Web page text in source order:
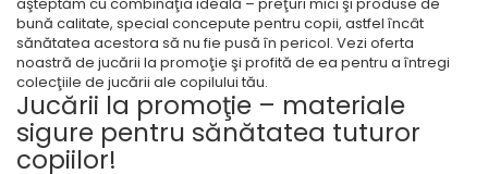
bună calitate, special concepute pentru copii, astfel încât
sănătatea acestora să nu fie pusă în pericol. Vezi oferta
noastră de jucării la promoţie şi profită de ea pentru a întregi
colecţiile de jucării ale copilului tău.
Jucării la promoţie – materiale
sigure pentru sănătatea tuturor
copiilor!